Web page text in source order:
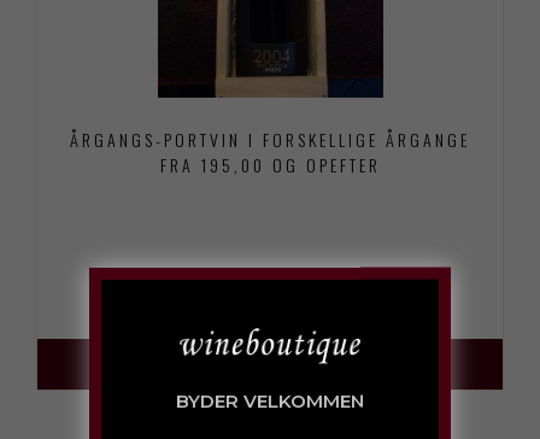
BYDER VELKOMMEN
ÅRGANGS-PORTVIN I FORSKELLIGE ÅRGANGE
FRA 195,00 OG OPEFTER
250,00 KR
TILFØJ TIL KURV